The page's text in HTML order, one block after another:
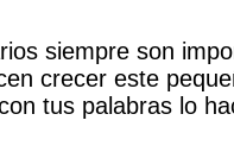
siempre son
crecer este
tus palabras lo